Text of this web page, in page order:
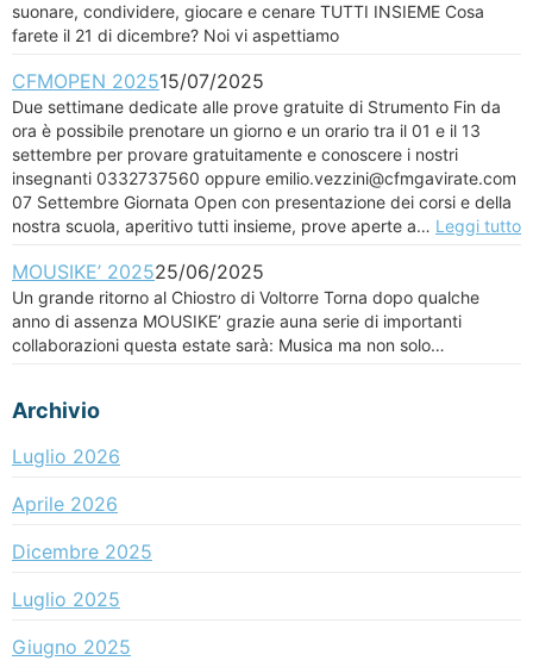
suonare, condividere, giocare e cenare TUTTI INSIEME Cosa
farete il 21 di dicembre? Noi vi aspettiamo
CFMOPEN 202515/07/2025
Due settimane dedicate alle prove gratuite di Strumento Fin da
ora è possibile prenotare un giorno e un orario tra il 01 e il 13
settembre per provare gratuitamente e conoscere i nostri
insegnanti 0332737560 oppure emilio.vezzini@cfmgavirate.com
07 Settembre Giornata Open con presentazione dei corsi e della
nostra scuola, aperitivo tutti insieme, prove aperte a… Leggi tutto
MOUSIKE’ 202525/06/2025
Un grande ritorno al Chiostro di Voltorre Torna dopo qualche
anno di assenza MOUSIKE’ grazie auna serie di importanti
collaborazioni questa estate sarà: Musica ma non solo…
Archivio
Luglio 2026
Aprile 2026
Dicembre 2025
Luglio 2025
Giugno 2025